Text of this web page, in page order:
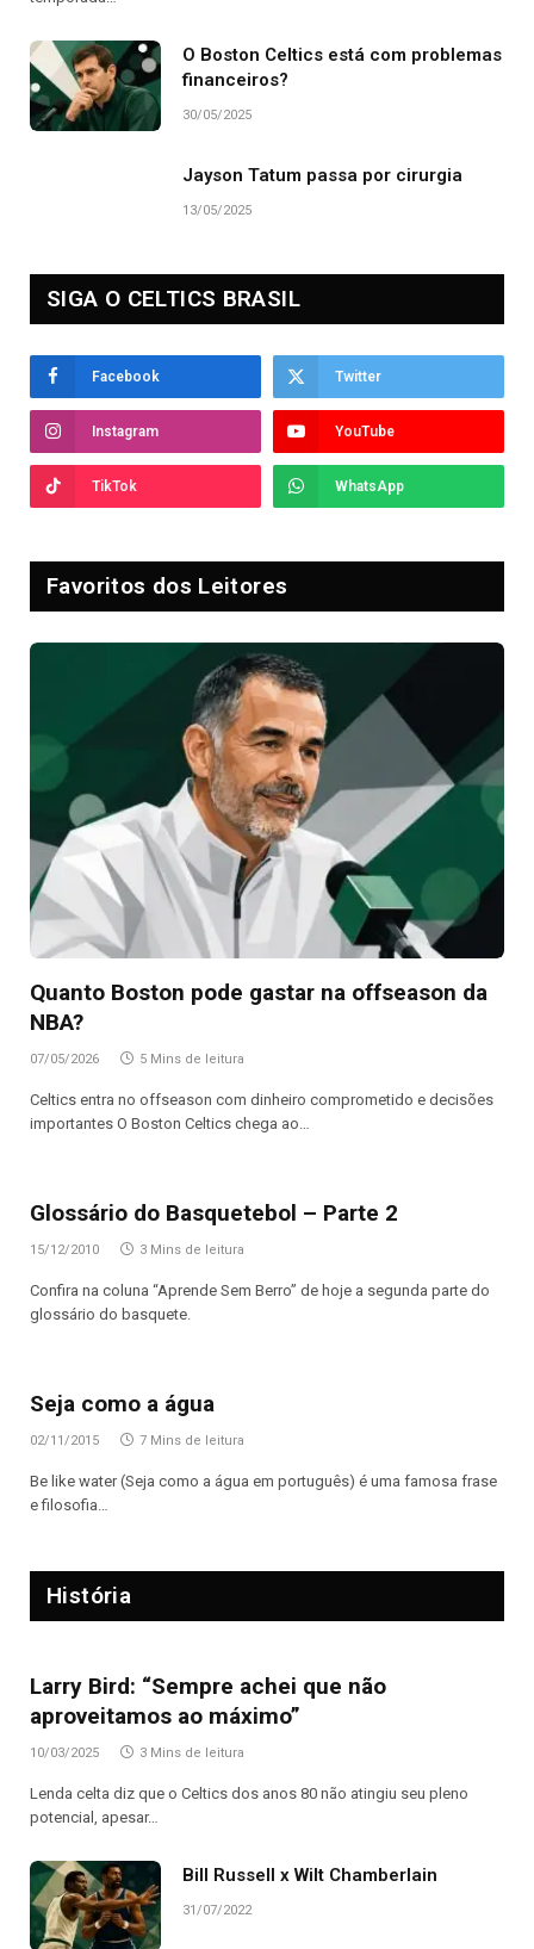
O Boston Celtics está com problemas
financeiros?
30/05/2025
Jayson Tatum passa por cirurgia
13/05/2025
SIGA O CELTICS BRASIL
Facebook Twitter
Instagram YouTube
TikTok WhatsApp
Favoritos dos Leitores
Quanto Boston pode gastar na offseason da
NBA?
07/05/2026 5 Mins de leitura
Celtics entra no offseason com dinheiro comprometido e decisões
importantes O Boston Celtics chega ao…
Glossário do Basquetebol – Parte 2
15/12/2010 3 Mins de leitura
Confira na coluna “Aprende Sem Berro” de hoje a segunda parte do
glossário do basquete.
Seja como a água
02/11/2015 7 Mins de leitura
Be like water (Seja como a água em português) é uma famosa frase
e filosofia…
História
Larry Bird: “Sempre achei que não
aproveitamos ao máximo”
10/03/2025 3 Mins de leitura
Lenda celta diz que o Celtics dos anos 80 não atingiu seu pleno
potencial, apesar…
Bill Russell x Wilt Chamberlain
31/07/2022